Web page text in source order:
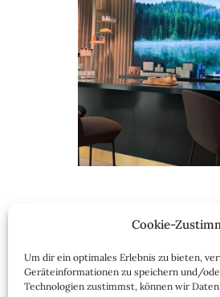
Cookie-
Um dir ein optimales Erlebnis zu bieten,
Geräteinformationen zu speichern und/
Technologien zustimmst, können wir
Nach dem
Inzwischen besteht
Lady-Blog vor allem